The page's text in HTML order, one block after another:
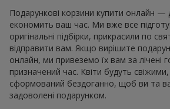
Подарункові корзини купити онлайн —
економить ваш час. Ми вже все
оригінальні підбірки, прикрасили по
відправити вам. Якщо вирішите
онлайн, ми привеземо їх вам за лічені
призначений час. Квіти будуть
сформований бездоганно, щоб ви та
задоволені подарунком.